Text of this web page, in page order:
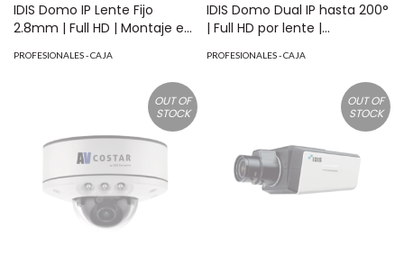
IDIS Domo IP Lente Fijo
2.8mm | Full HD | Montaje en
LEDs | 15M IR NightView | H.265
| IK10 | 120 dB WDR | I/O Audio
Y Alarma | Soporta MicroSD
hasta 1TB | ONVIF | PoE |
Cruce de línea | Intrusión |
Merodeo | NDAA MOD:
AV2856DNIRS
PROFESIONALES - CAJA
IDIS Domo Dual IP hasta 200°
| Full HD por lente |
IP66 | 100 dB WDR | I/O Audio
Y Alarma | Soporta MicroSD
hasta 1TB | ONVIF | PoE | NDAA
PROFESIONALES - CAJA
OUT OF
STOCK
OUT OF
STOCK